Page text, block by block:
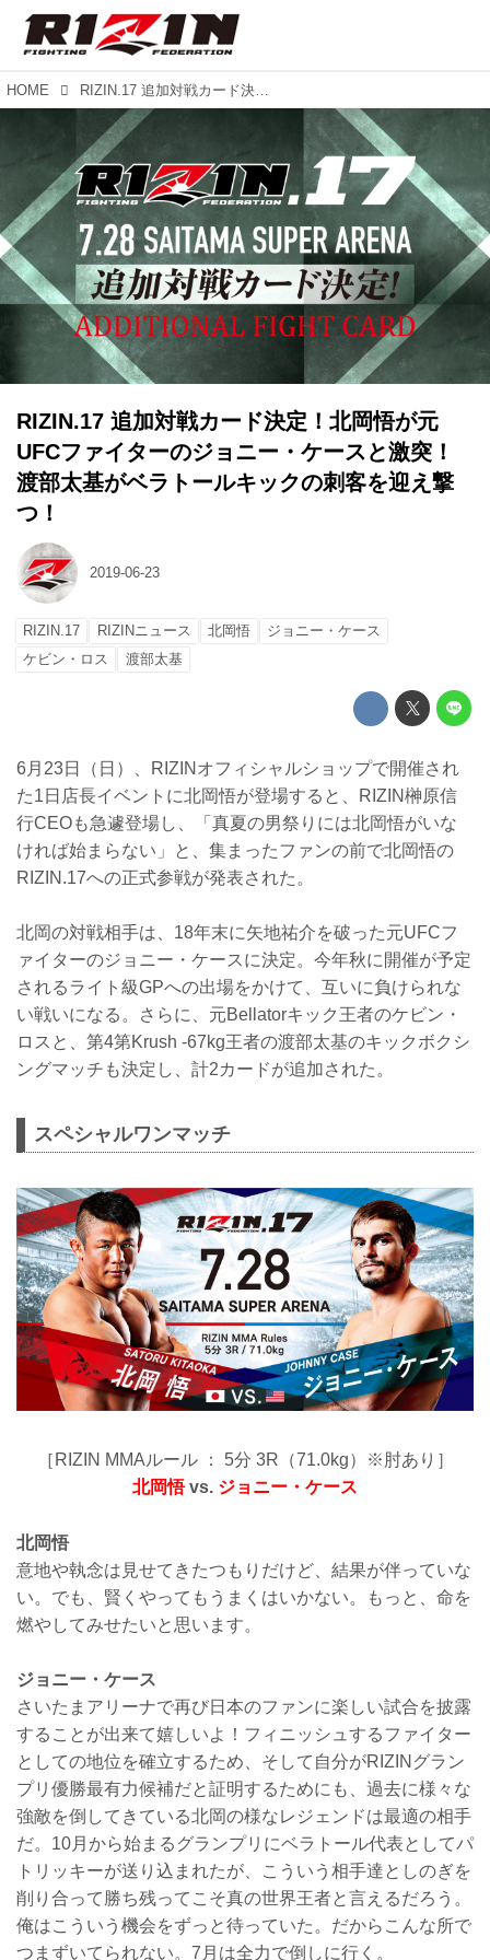
HOME RIZIN.17 追加対戦カード決定！北岡悟が元UFCファイターのジョニー・ケースと激突！渡部太基がベラトールキックの刺客を迎え撃つ！
RIZIN.17 追加対戦カード決定！北岡悟が元
UFCファイターのジョニー・ケースと激突！
渡部太基がベラトールキックの刺客を迎え撃
つ！
2019-06-23
RIZIN.17 RIZINニュース 北岡悟
ジョニー・ケース
ケビン・ロス
渡部太基
6月23日（日）、RIZINオフィシャルショップで開催され
た1日店長イベントに北岡悟が登場すると、RIZIN榊原信
行CEOも急遽登場し、「真夏の男祭りには北岡悟がいな
ければ始まらない」と、集まったファンの前で北岡悟の
RIZIN.17への正式参戦が発表された。
北岡の対戦相手は、18年末に矢地祐介を破った元UFCフ
ァイターのジョニー・ケースに決定。今年秋に開催が予定
されるライト級GPへの出場をかけて、互いに負けられな
い戦いになる。さらに、元Bellatorキック王者のケビン・
ロスと、第4第Krush -67kg王者の渡部太基のキックボクシ
ングマッチも決定し、計2カードが追加された。
スペシャルワンマッチ
［RIZIN MMAルール ： 5分 3R（71.0kg）※肘あり］
北岡悟vs. ジョニー・ケース
北岡悟
意地や執念は見せてきたつもりだけど、結果が伴っていな
い。でも、賢くやってもうまくはいかない。もっと、命を
燃やしてみせたいと思います。
ジョニー・ケース
さいたまアリーナで再び日本のファンに楽しい試合を披露
することが出来て嬉しいよ！フィニッシュするファイター
としての地位を確立するため、そして自分がRIZINグラン
プリ優勝最有力候補だと証明するためにも、過去に様々な
強敵を倒してきている北岡の様なレジェンドは最適の相手
だ。10月から始まるグランプリにベラトール代表としてパ
トリッキーが送り込まれたが、こういう相手達としのぎを
削り合って勝ち残ってこそ真の世界王者と言えるだろう。
俺はこういう機会をずっと待っていた。だからこんな所で
つまずいてられない。7月は全力で倒しに行く。